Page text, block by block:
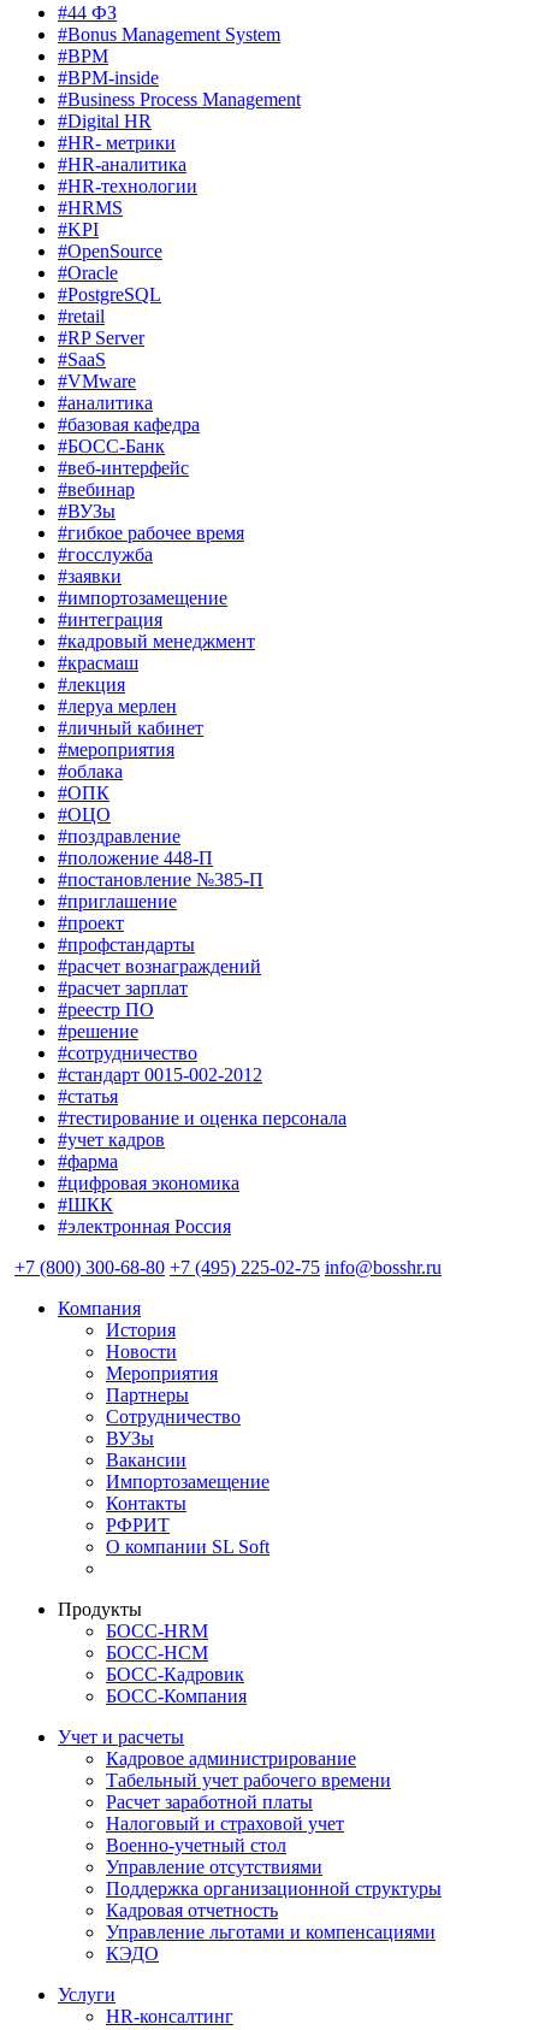
#44 ФЗ
#Bonus Management System
#BPM
#BPM-inside
#Business Process Management
#Digital HR
#HR- метрики
#HR-аналитика
#HR-технологии
#HRMS
#KPI
#OpenSource
#Oracle
#PostgreSQL
#retail
#RP Server
#SaaS
#VMware
#аналитика
#базовая кафедра
#БОСС-Банк
#веб-интерфейс
#вебинар
#ВУЗы
#гибкое рабочее время
#госслужба
#заявки
#импортозамещение
#интеграция
#кадровый менеджмент
#красмаш
#лекция
#леруа мерлен
#личный кабинет
#мероприятия
#облака
#ОПК
#ОЦО
#поздравление
#положение 448-П
#постановление №385-П
#приглашение
#проект
#профстандарты
#расчет вознаграждений
#расчет зарплат
#реестр ПО
#решение
#сотрудничество
#стандарт 0015-002-2012
#статья
#тестирование и оценка персонала
#учет кадров
#фарма
#цифровая экономика
#ШКК
#электронная Россия
+7 (800) 300-68-80 +7 (495) 225-02-75 info@bosshr.ru
Компания
История
Новости
Мероприятия
Партнеры
Сотрудничество
ВУЗы
Вакансии
Импортозамещение
Контакты
РФРИТ
О компании SL Soft
Продукты
БОСС-HRM
БОСС-HCM
БОСС-Кадровик
БОСС-Компания
Учет и расчеты
Кадровое администрирование
Табельный учет рабочего времени
Расчет заработной платы
Налоговый и страховой учет
Военно-учетный стол
Управление отсутствиями
Поддержка организационной структуры
Кадровая отчетность
Управление льготами и компенсациями
КЭДО
Услуги
HR-консалтинг